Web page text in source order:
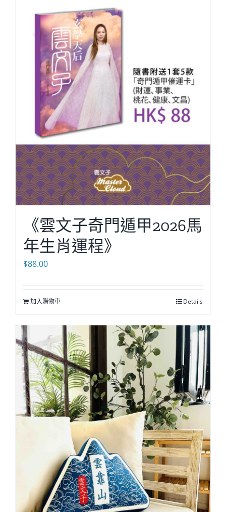
《雲文子奇門遁甲2026馬
年生肖運程》
$88.00
加入購物車 Details